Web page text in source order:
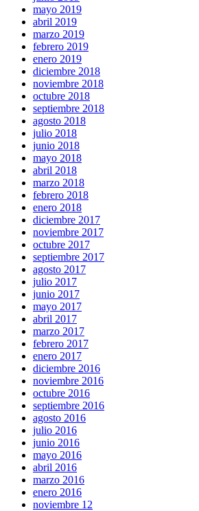
mayo 2019
abril 2019
marzo 2019
febrero 2019
enero 2019
diciembre 2018
noviembre 2018
octubre 2018
septiembre 2018
agosto 2018
julio 2018
junio 2018
mayo 2018
abril 2018
marzo 2018
febrero 2018
enero 2018
diciembre 2017
noviembre 2017
octubre 2017
septiembre 2017
agosto 2017
julio 2017
junio 2017
mayo 2017
abril 2017
marzo 2017
febrero 2017
enero 2017
diciembre 2016
noviembre 2016
octubre 2016
septiembre 2016
agosto 2016
julio 2016
junio 2016
mayo 2016
abril 2016
marzo 2016
enero 2016
noviembre 12